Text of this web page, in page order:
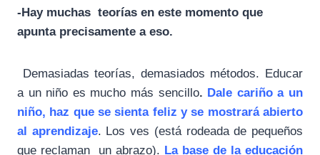
-Hay muchas teorías en este momento que
apunta precisamente a eso.
Demasiadas teorías, demasiados métodos. Educar
a un niño es mucho más sencillo. Dale cariño a un
niño, haz que se sienta feliz y se mostrará abierto
al aprendizaje. Los ves (está rodeada de pequeños
que reclaman un abrazo). La base de la educación